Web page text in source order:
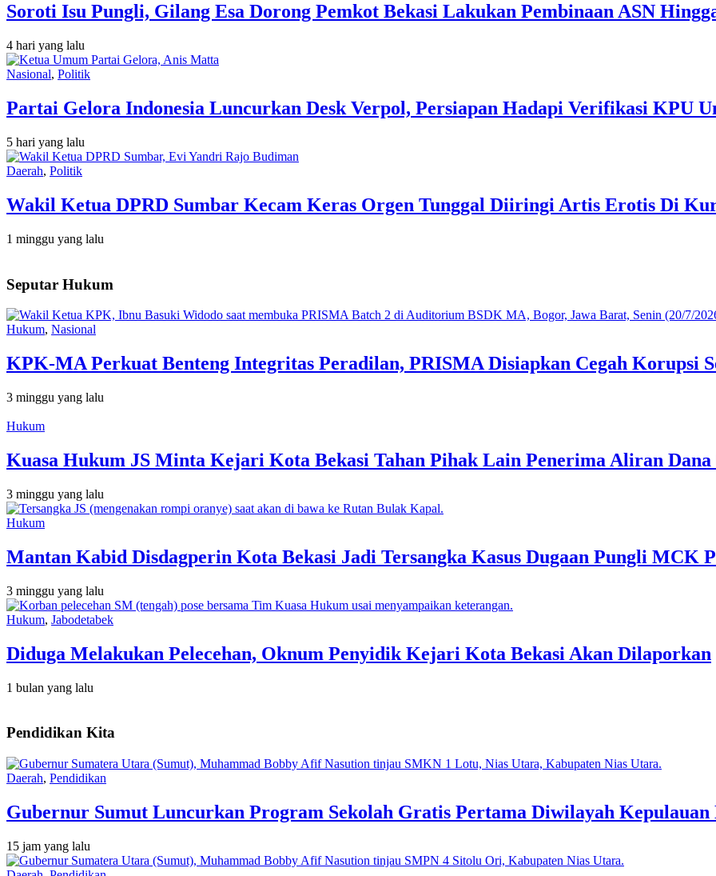
Soroti Isu Pungli, Gilang Esa Dorong Pemkot Bekasi Lakukan Pembinaan ASN
4 hari yang lalu
Nasional, Politik
Partai Gelora Indonesia Luncurkan Desk Verpol, Persiapan Hadapi Verifikasi KPU
5 hari yang lalu
Daerah, Politik
Wakil Ketua DPRD Sumbar Kecam Keras Orgen Tunggal Diiringi Artis Erotis Di
1 minggu yang lalu
Seputar Hukum
Hukum, Nasional
KPK-MA Perkuat Benteng Integritas Peradilan, PRISMA Disiapkan Cegah Korupsi
3 minggu yang lalu
Hukum
Kuasa Hukum JS Minta Kejari Kota Bekasi Tahan Pihak Lain Penerima Aliran Dana
3 minggu yang lalu
Hukum
Mantan Kabid Disdagperin Kota Bekasi Jadi Tersangka Kasus Dugaan Pungli MCK
3 minggu yang lalu
Hukum, Jabodetabek
Diduga Melakukan Pelecehan, Oknum Penyidik Kejari Kota Bekasi Akan Dilaporkan
1 bulan yang lalu
Pendidikan Kita
Daerah, Pendidikan
Gubernur Sumut Luncurkan Program Sekolah Gratis Pertama Diwilayah Kepulauan
15 jam yang lalu